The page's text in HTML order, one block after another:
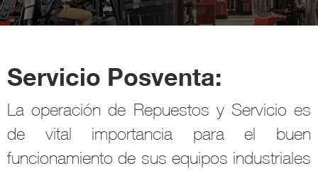
Servicio Posventa:
La operación de Repuestos y Servicio es
de vital importancia para el buen
funcionamiento de sus equipos industriales